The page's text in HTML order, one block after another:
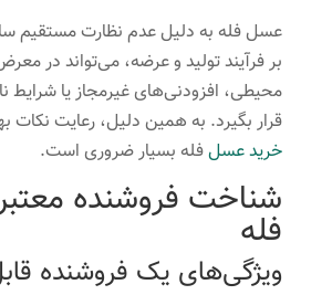
عسل فله به دلیل عدم نظارت مستقیم
بر فرآیند تولید و عرضه، می‌تواند در
محیطی، افزودنی‌های غیرمجاز یا شرایط
قرار بگیرد. به همین دلیل، رعایت نکات
خرید عسلفله بسیار ضروری است.
شناخت فروشنده
فله
ویژگی‌های یک فروشنده